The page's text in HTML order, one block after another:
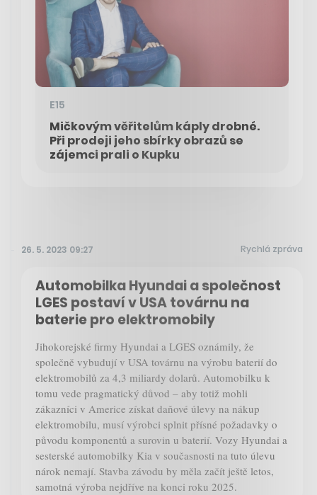
E15
Mičkovým věřitelům káply drobné.
Při prodeji jeho sbírky obrazů se
zájemci prali o Kupku
26. 5. 2023 09:27 Rychlá zpráva
Automobilka Hyundai a společnost
LGES postaví v USA továrnu na
baterie pro elektromobily
Jihokorejské firmy Hyundai a LGES oznámily, že
společně vybudují v USA továrnu na výrobu baterií do
elektromobilů za 4,3 miliardy dolarů. Automobilku k
tomu vede pragmatický důvod – aby totiž mohli
zákazníci v Americe získat daňové úlevy na nákup
elektromobilu, musí výrobci splnit přísné požadavky o
původu komponentů a surovin u baterií. Vozy Hyundai a
sesterské automobilky Kia v současnosti na tuto úlevu
nárok nemají. Stavba závodu by měla začít ještě letos,
samotná výroba nejdříve na konci roku 2025.